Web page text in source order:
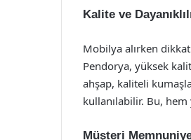
Kalite ve
Mobilya alırken
Pendorya, yüksek
ahşap, kaliteli
kullanılabilir. Bu, hem
Müşteri